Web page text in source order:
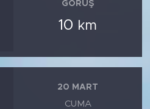
GÖRÜŞ
10 km
20 MART
CUMA